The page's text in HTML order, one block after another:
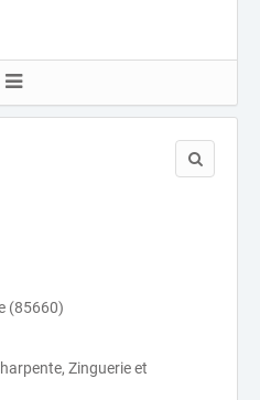
(85660)
Zinguerie et